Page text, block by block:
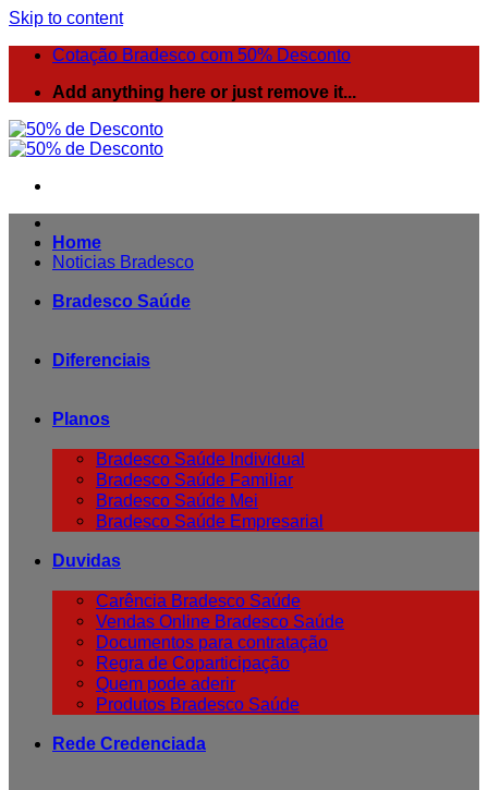
Skip to content
Cotação Bradesco com 50% Desconto
Add anything here or just remove it...
Noticias Bradesco
Home
Bradesco Saúde
Diferenciais
Planos
Bradesco Saúde Individual
Bradesco Saúde Familiar
Bradesco Saúde Mei
Bradesco Saúde Empresarial
Duvidas
Carência Bradesco Saúde
Vendas Online Bradesco Saúde
Documentos para contratação
Regra de Coparticipação
Quem pode aderir
Produtos Bradesco Saúde
Rede Credenciada